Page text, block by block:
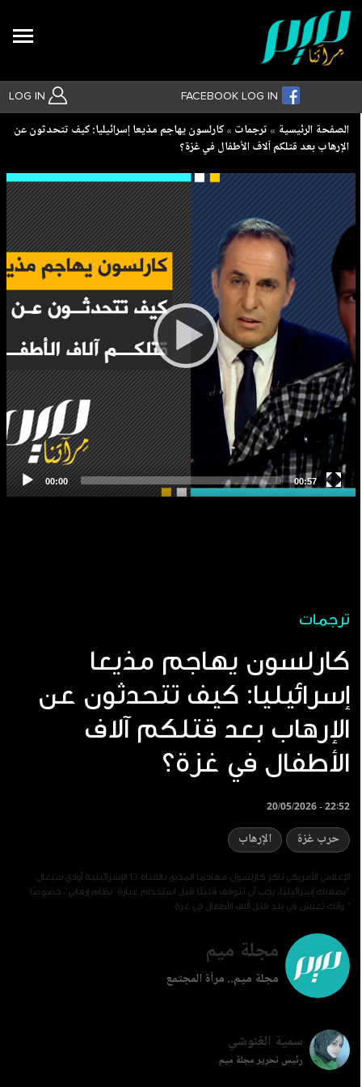
LOG IN FACEBOOK LOG IN
بحث متقدم
Breadcrumb
الصفحة الرئيسية ترجمات
كارلسون يهاجم مذيعا إسرائيليا: كيف تتحدثون عن
الإرهاب بعد قتلكم آلاف الأطفال في غزة؟
ترجمات
كارلسون يهاجم مذيعا
إسرائيليا: كيف تتحدثون عن
الإرهاب بعد قتلكم آلاف
الأطفال في غزة؟
20/05/2026 - 22:52
حرب غزة الإرهاب
الإعلامي الأمريكي تاكر كارلسون مهاجما المذيع بالقناة 13 الإسرائيلية أودي سيغال:
"بصفتك إسرائيليًا، يجب أن تتوقف قليلًا قبل استخدام عبارة ‘نظام إرهابي’، خصوصًا
وأنك تعيش في بلد قتل آلاف الأطفال في غزة."
مجلة ميم
مجلة ميم.. مرآة المجتمع
سمية الغنوشي
رئيس تحرير مجلة ميم